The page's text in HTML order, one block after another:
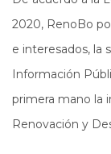
2020, RenoBo
e interesados, la
Información
primera mano la
Renovación y